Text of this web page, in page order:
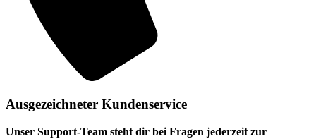
Ausgezeichneter Kundenservice
Unser Support-Team steht dir bei Fragen jederzeit zur